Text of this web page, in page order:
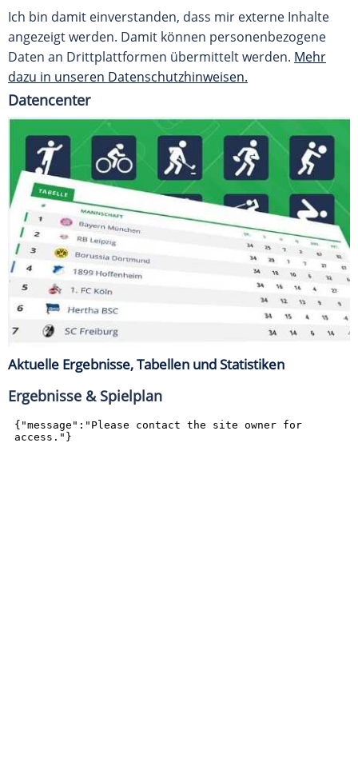
Ich bin damit einverstanden, dass mir externe Inhalte
angezeigt werden. Damit können personenbezogene
Daten an Drittplattformen übermittelt werden. Mehr
dazu in unseren Datenschutzhinweisen.
Datencenter
Aktuelle Ergebnisse, Tabellen und Statistiken
Ergebnisse & Spielplan